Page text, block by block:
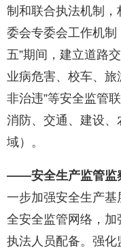
制和联合执法机制
委会专委会工作机制
五”期间，建立道路
业病危害、校车、
非治违”等安全监管
消防、交通、建设
域）。
——安全生产监管监
一步加强安全生产
全安全监管网络，
执法人员配备。强